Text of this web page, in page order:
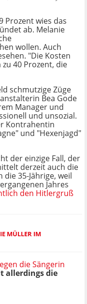
Prozent wies das
ab. Melanie
wollen. Auch
"Die Kosten
40 Prozent, die
schmutzige Züge
Bea Gode
Manager und
und unsozial.
Kontrahentin
und "Hexenjagd"
der einzige Fall, der
derzeit auch die
35-Jährige, weil
Jahres
den Hitlergruß
MÜLLER IM
die Sängerin
allerdings die